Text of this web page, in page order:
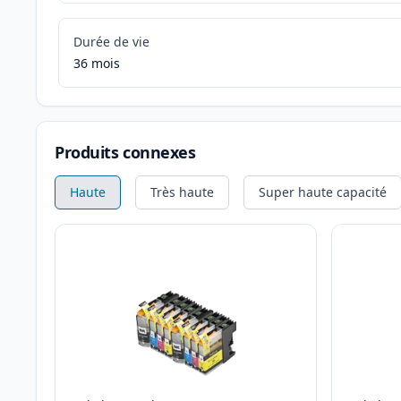
Durée de vie
36 mois
Produits connexes
Haute Très haute Super haute capacité